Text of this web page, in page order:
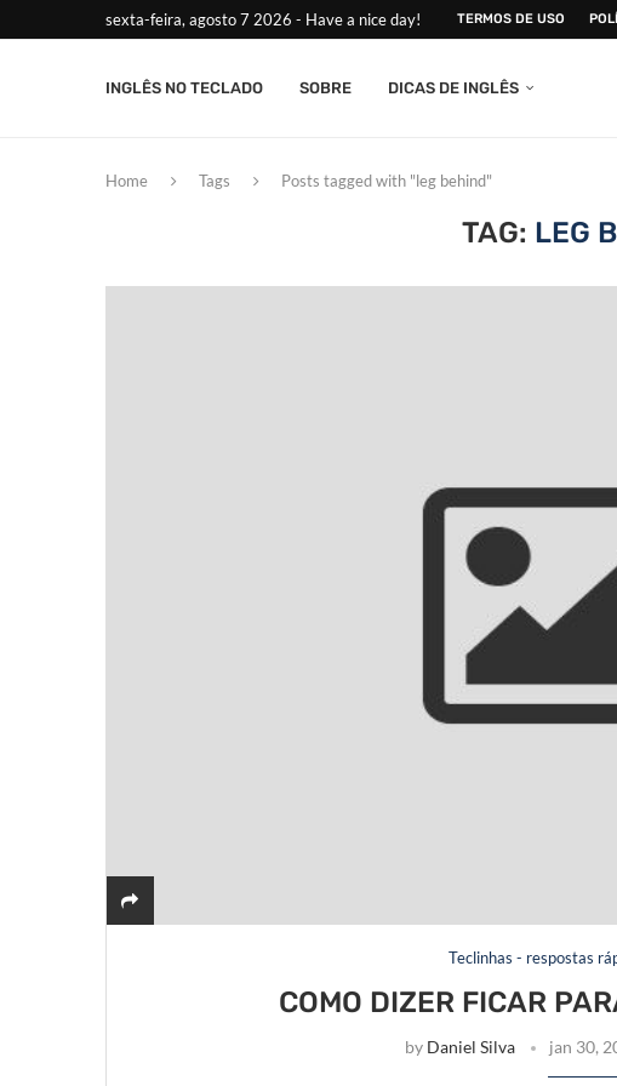
sexta-feira, agosto 7 2026 - Have a nice day! TERMOS DE USO
INGLÊS NO TECLADO SOBRE DICAS DE INGLÊS
Home Tags Posts tagged with "leg behind"
TAG: LEG
Teclinhas - respostas
COMO DIZER FICAR
by Daniel Silva jan 30,